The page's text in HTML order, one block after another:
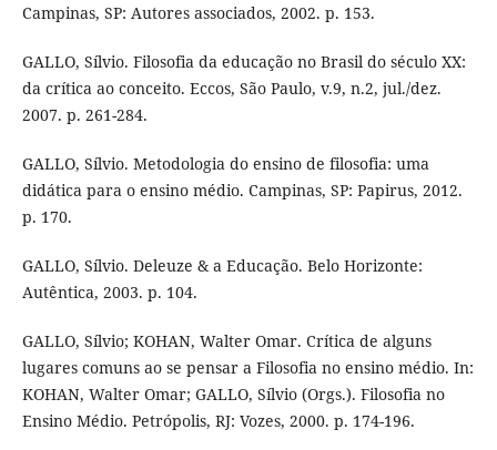
Campinas, SP: Autores associados, 2002. p. 153.
GALLO, Sílvio. Filosofia da educação no Brasil do século XX:
da crítica ao conceito. Eccos, São Paulo, v.9, n.2, jul./dez.
2007. p. 261-284.
GALLO, Sílvio. Metodologia do ensino de filosofia: uma
didática para o ensino médio. Campinas, SP: Papirus, 2012.
p. 170.
GALLO, Sílvio. Deleuze & a Educação. Belo Horizonte:
Autêntica, 2003. p. 104.
GALLO, Sílvio; KOHAN, Walter Omar. Crítica de alguns
lugares comuns ao se pensar a Filosofia no ensino médio. In:
KOHAN, Walter Omar; GALLO, Sílvio (Orgs.). Filosofia no
Ensino Médio. Petrópolis, RJ: Vozes, 2000. p. 174-196.